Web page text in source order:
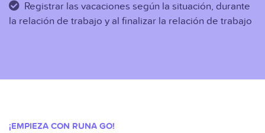
Registrar las vacaciones según la situación, durante
la relación de trabajo y al finalizar la relación de trabajo
¡EMPIEZA CON RUNA GO!